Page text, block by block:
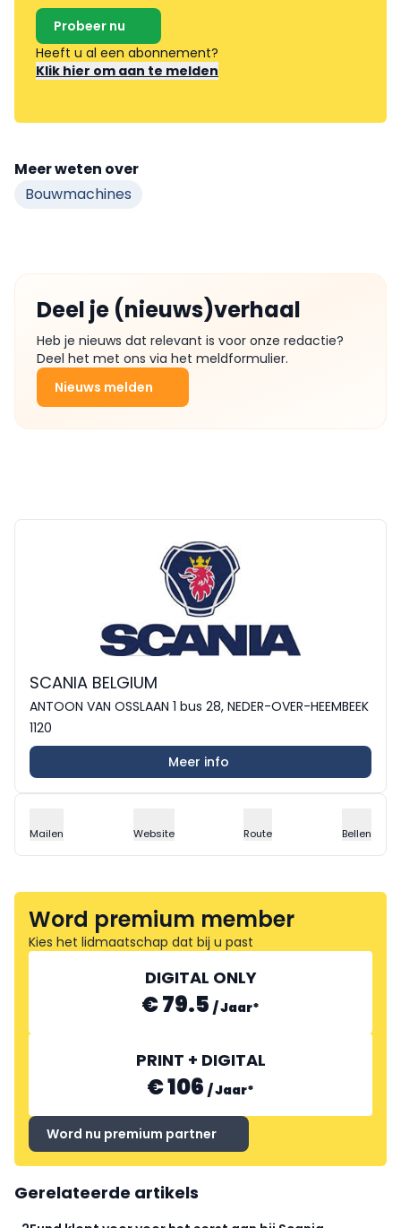
Probeer nu
Heeft u al een abonnement?
Klik hier om aan te melden
Meer weten over
Bouwmachines
Deel je (nieuws)verhaal
Heb je nieuws dat relevant is voor onze redactie?
Deel het met ons via het meldformulier.
Nieuws melden
SCANIA BELGIUM
ANTOON VAN OSSLAAN 1 bus 28, NEDER-OVER-HEEMBEEK
1120
Meer info
Mailen Website Route Bellen
Word premium member
Kies het lidmaatschap dat bij u past
DIGITAL ONLY
€ 79.5 /Jaar*
PRINT + DIGITAL
€ 106 /Jaar*
Word nu premium partner
Gerelateerde artikels